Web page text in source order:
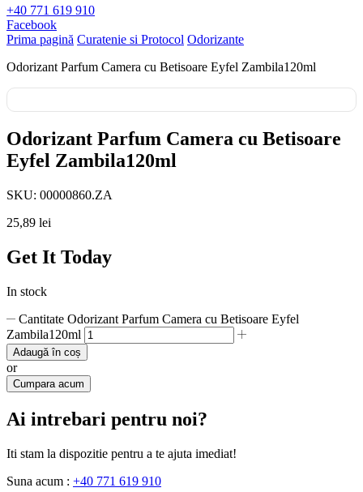
+40 771 619 910
Facebook
Prima pagină Curatenie si Protocol Odorizante
Odorizant Parfum Camera cu Betisoare Eyfel Zambila120ml
Odorizant Parfum Camera cu Betisoare
Eyfel Zambila120ml
SKU: 00000860.ZA
25,89 lei
Get It Today
In stock
Cantitate Odorizant Parfum Camera cu Betisoare Eyfel
Zambila120ml
Adaugă în coș
or
Cumpara acum
Ai intrebari pentru noi?
Iti stam la dispozitie pentru a te ajuta imediat!
Suna acum : +40 771 619 910